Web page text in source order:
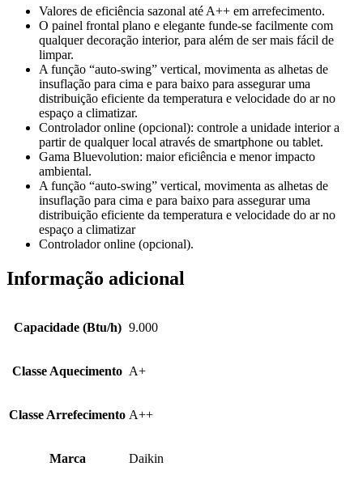
Valores de eficiência sazonal até A++ em arrefecimento.
O painel frontal plano e elegante funde-se facilmente com
qualquer decoração interior, para além de ser mais fácil de
limpar.
A função “auto-swing” vertical, movimenta as alhetas de
insuflação para cima e para baixo para assegurar uma
distribuição eficiente da temperatura e velocidade do ar no
espaço a climatizar.
Controlador online (opcional): controle a unidade interior a
partir de qualquer local através de smartphone ou tablet.
Gama Bluevolution: maior eficiência e menor impacto
ambiental.
A função “auto-swing” vertical, movimenta as alhetas de
insuflação para cima e para baixo para assegurar uma
distribuição eficiente da temperatura e velocidade do ar no
espaço a climatizar
Controlador online (opcional).
Informação adicional
Capacidade (Btu/h) 9.000
Classe Aquecimento A+
Classe Arrefecimento A++
Marca Daikin